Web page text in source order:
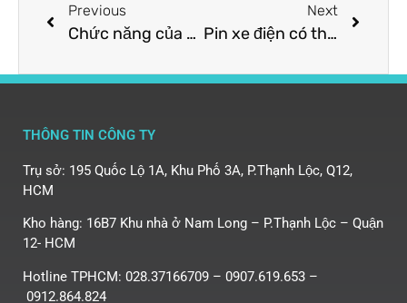
Previous
Chức năng của ắc quy
Next
Pin xe điện có thể được tái chế
THÔNG TIN CÔNG TY
Trụ sở: 195 Quốc Lộ 1A, Khu Phố 3A, P.Thạnh Lộc, Q12,
HCM
Kho hàng: 16B7 Khu nhà ở Nam Long – P.Thạnh Lộc – Quận
12- HCM
Hotline TPHCM: 028.37166709 – 0907.619.653 –
0912.864.824